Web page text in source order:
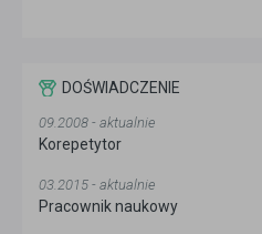
DOŚWIADCZENIE
09.2008 - aktualnie
Korepetytor
03.2015 - aktualnie
Pracownik naukowy